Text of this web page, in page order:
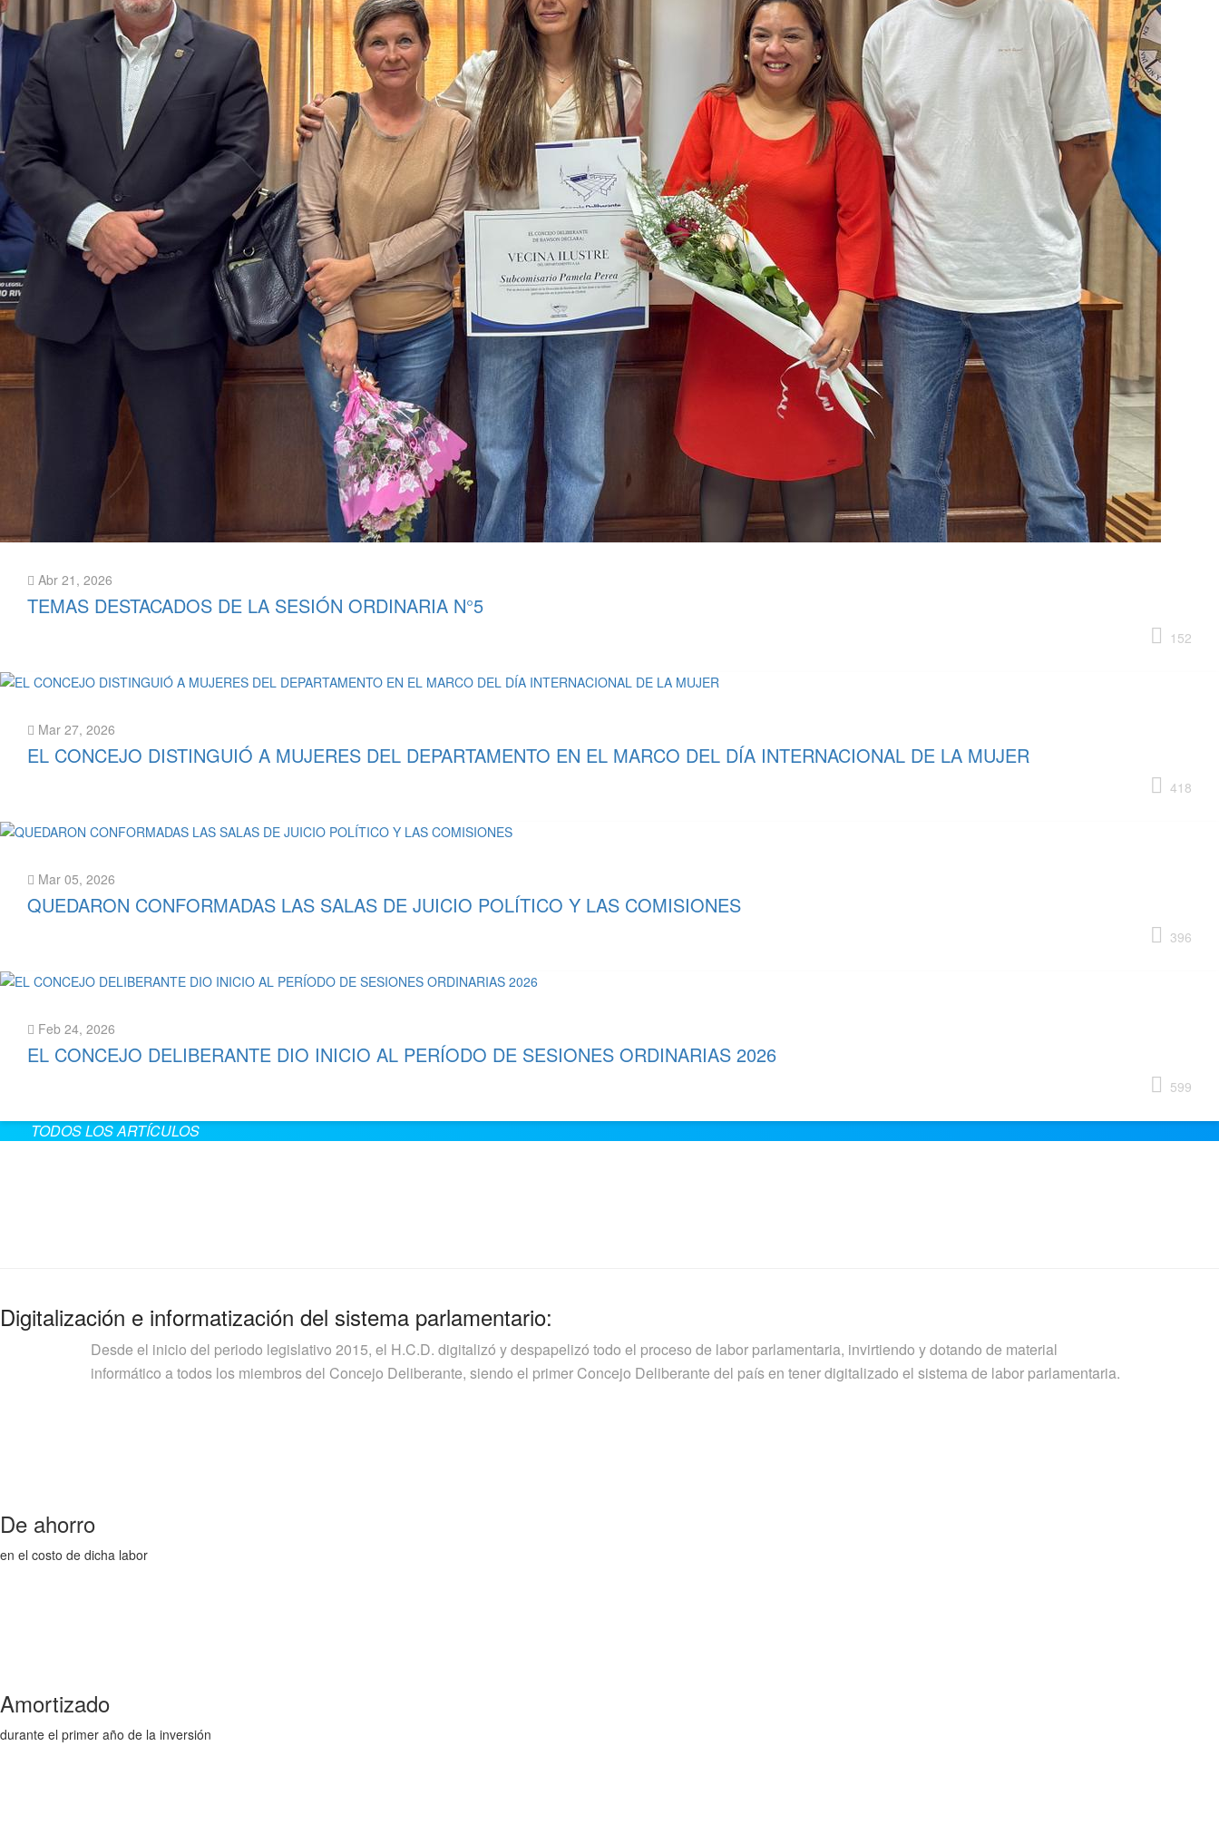
Abr 21, 2026
TEMAS DESTACADOS DE LA SESIÓN ORDINARIA N°5
152
Mar 27, 2026
EL CONCEJO DISTINGUIÓ A MUJERES DEL DEPARTAMENTO EN EL MARCO DEL DÍA INTERNACIONAL DE LA MUJER
418
Mar 05, 2026
QUEDARON CONFORMADAS LAS SALAS DE JUICIO POLÍTICO Y LAS COMISIONES
396
Feb 24, 2026
EL CONCEJO DELIBERANTE DIO INICIO AL PERÍODO DE SESIONES ORDINARIAS 2026
599
TODOS LOS ARTÍCULOS
Digitalización e informatización del sistema parlamentario:
Desde el inicio del periodo legislativo 2015, el H.C.D. digitalizó y despapelizó todo el proceso de labor parlamentaria, invirtiendo y dotando de material
informático a todos los miembros del Concejo Deliberante, siendo el primer Concejo Deliberante del país en tener digitalizado el sistema de labor parlamentaria.
De ahorro
en el costo de dicha labor
Amortizado
durante el primer año de la inversión